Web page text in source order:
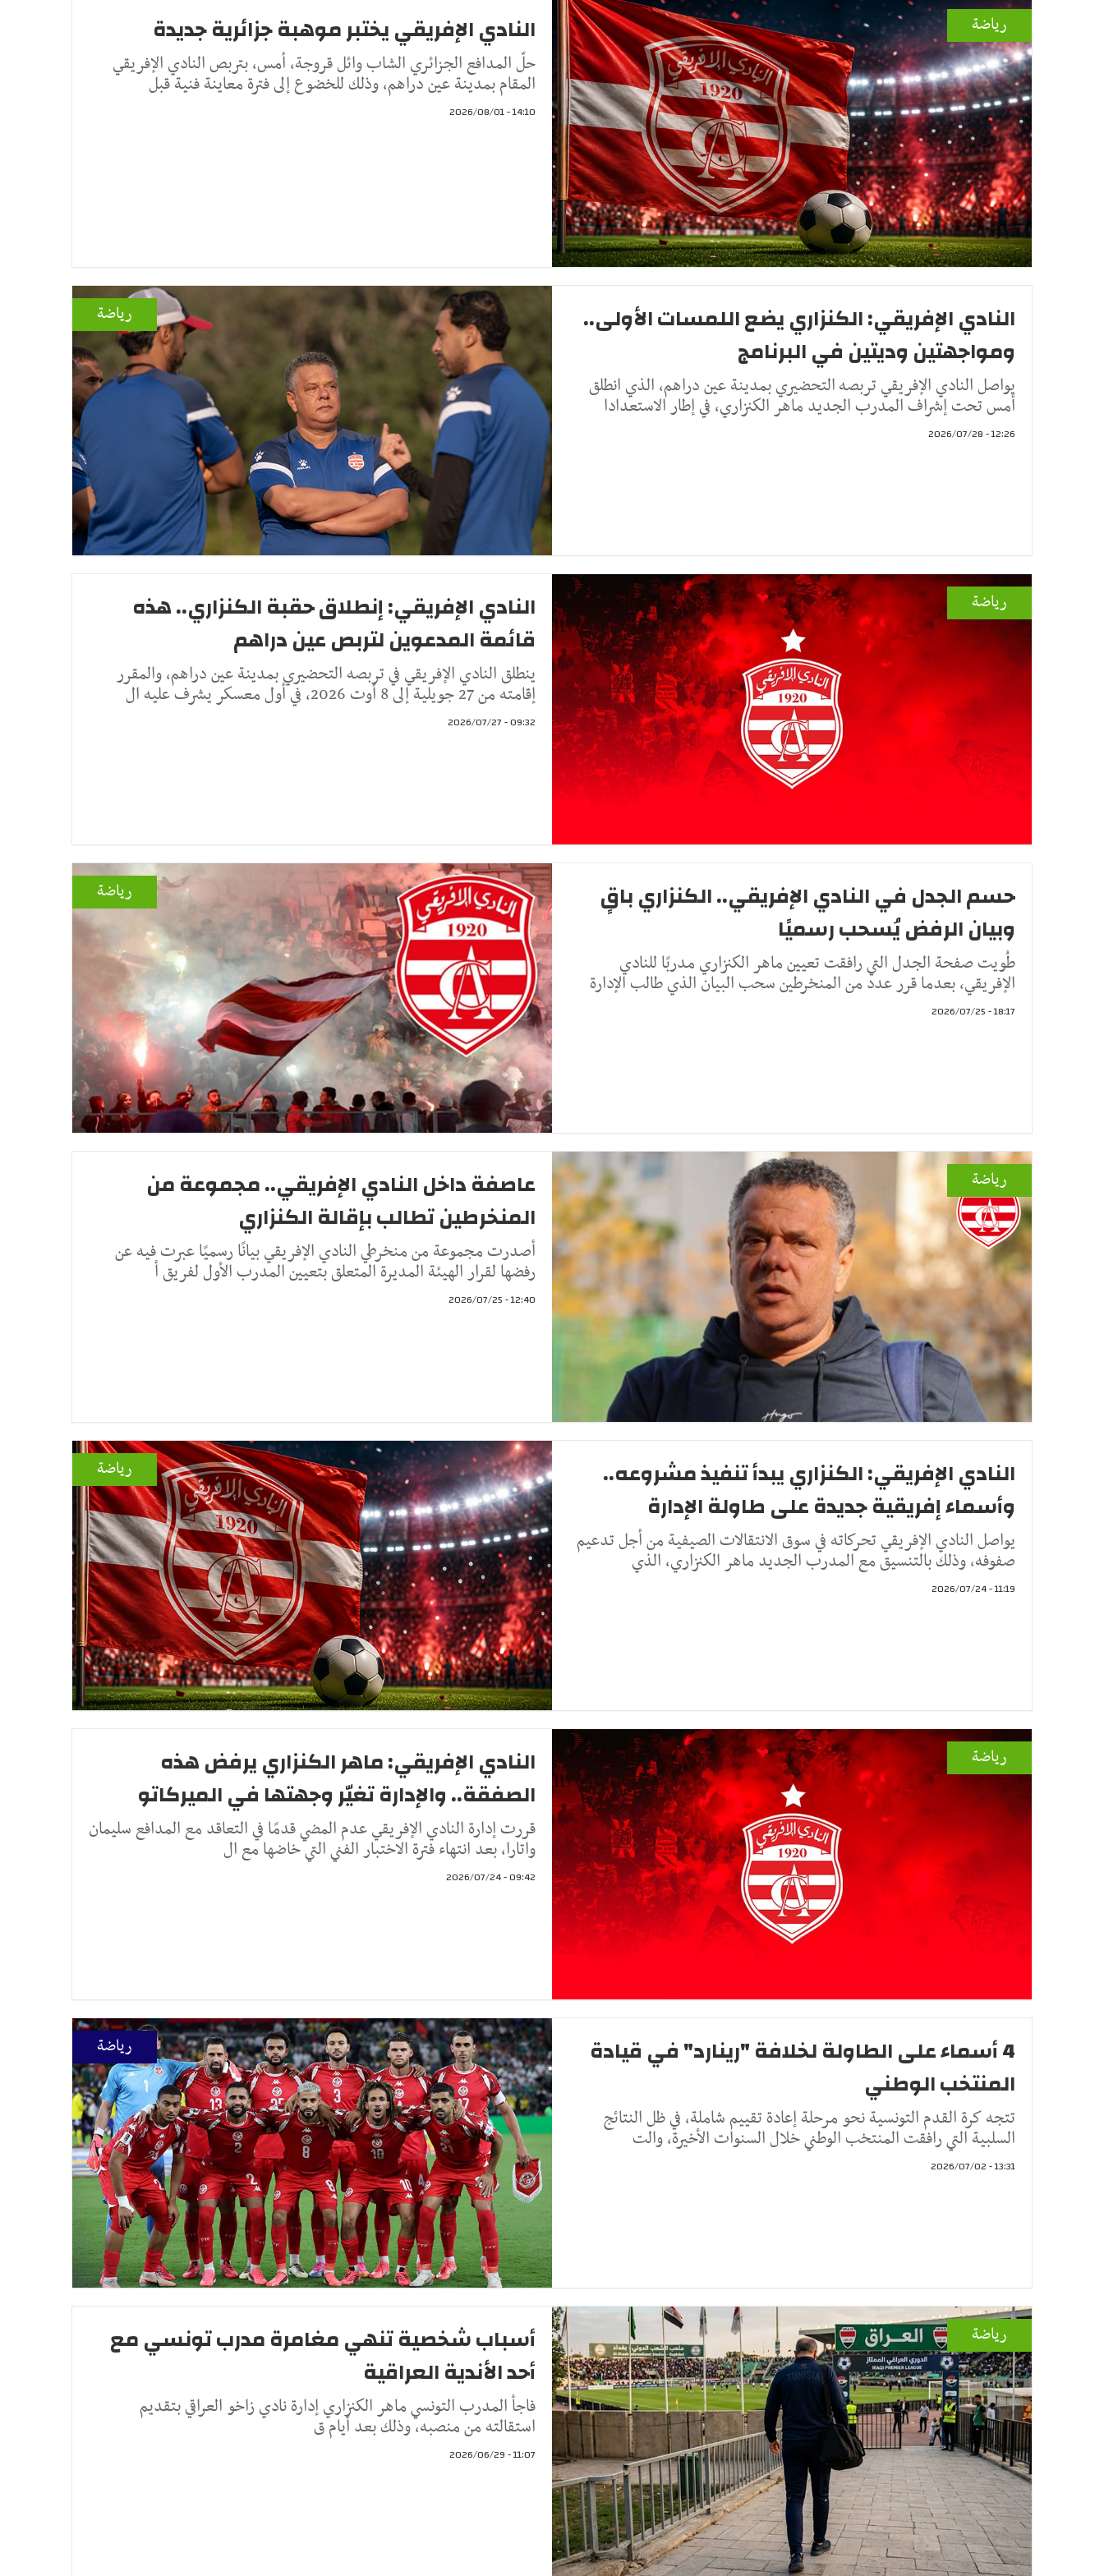
رياضة النادي الإفريقي يختبر موهبة جزائرية جديدة
حلّ المدافع الجزائري الشاب وائل قروجة، أمس، بتربص النادي الإفريقي
المقام بمدينة عين دراهم، وذلك للخضوع إلى فترة معاينة فنية قبل
14:10 - 2026/08/01
رياضة
النادي الإفريقي: الكنزاري يضع اللمسات الأولى..
ومواجهتين وديتين في البرنامج
يواصل النادي الإفريقي تربصه التحضيري بمدينة عين دراهم، الذي انطلق
أمس تحت إشراف المدرب الجديد ماهر الكنزاري، في إطار الاستعدادا
12:26 - 2026/07/28
رياضة
النادي الإفريقي: إنطلاق حقبة الكنزاري.. هذه
قائمة المدعوين لتربص عين دراهم
ينطلق النادي الإفريقي في تربصه التحضيري بمدينة عين دراهم، والمقرر
إقامته من 27 جويلية إلى 8 أوت 2026، في أول معسكر يشرف عليه ال
09:32 - 2026/07/27
رياضة
حسم الجدل في النادي الإفريقي.. الكنزاري باقٍ
وبيان الرفض يُسحب رسميًا
طُويت صفحة الجدل التي رافقت تعيين ماهر الكنزاري مدربًا للنادي
الإفريقي، بعدما قرر عدد من المنخرطين سحب البيان الذي طالب الإدارة
18:17 - 2026/07/25
رياضة
عاصفة داخل النادي الإفريقي.. مجموعة من
المنخرطين تطالب بإقالة الكنزاري
أصدرت مجموعة من منخرطي النادي الإفريقي بيانًا رسميًا عبرت فيه عن
رفضها لقرار الهيئة المديرة المتعلق بتعيين المدرب الأول لفريق أ
12:40 - 2026/07/25
رياضة
النادي الإفريقي: الكنزاري يبدأ تنفيذ مشروعه..
وأسماء إفريقية جديدة على طاولة الإدارة
يواصل النادي الإفريقي تحركاته في سوق الانتقالات الصيفية من أجل تدعيم
صفوفه، وذلك بالتنسيق مع المدرب الجديد ماهر الكنزاري، الذي
11:19 - 2026/07/24
رياضة
النادي الإفريقي: ماهر الكنزاري يرفض هذه
الصفقة.. والإدارة تغيّر وجهتها في الميركاتو
قررت إدارة النادي الإفريقي عدم المضي قدمًا في التعاقد مع المدافع سليمان
واتارا، بعد انتهاء فترة الاختبار الفني التي خاضها مع ال
09:42 - 2026/07/24
رياضة
4 أسماء على الطاولة لخلافة "رينارد" في قيادة
المنتخب الوطني
تتجه كرة القدم التونسية نحو مرحلة إعادة تقييم شاملة، في ظل النتائج
السلبية التي رافقت المنتخب الوطني خلال السنوات الأخيرة، والت
13:31 - 2026/07/02
رياضة
أسباب شخصية تنهي مغامرة مدرب تونسي مع
أحد الأندية العراقية
فاجأ المدرب التونسي ماهر الكنزاري إدارة نادي زاخو العراقي بتقديم
استقالته من منصبه، وذلك بعد أيام ق
11:07 - 2026/06/29